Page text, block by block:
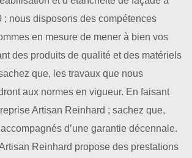
; nous disposons des compétences
en mesure de mener à bien vos
des produits de qualité et des matériels
que, les travaux que nous
aux normes en vigueur. En faisant
Artisan Reinhard ; sachez que,
d’une garantie décennale.
Reinhard propose des prestations